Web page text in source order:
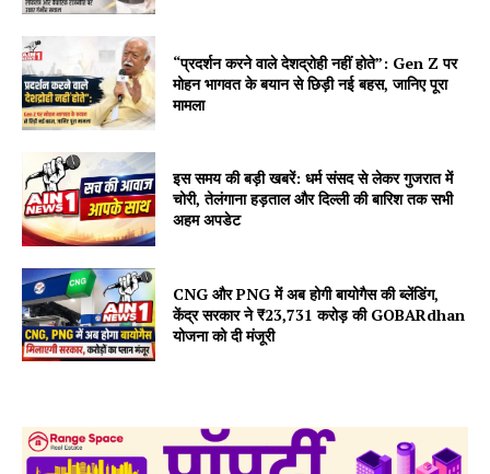
“प्रदर्शन करने वाले देशद्रोही नहीं होते”: Gen Z पर
मोहन भागवत के बयान से छिड़ी नई बहस, जानिए पूरा
मामला
इस समय की बड़ी खबरें: धर्म संसद से लेकर गुजरात में
चोरी, तेलंगाना हड़ताल और दिल्ली की बारिश तक सभी
अहम अपडेट
CNG और PNG में अब होगी बायोगैस की ब्लेंडिंग,
केंद्र सरकार ने ₹23,731 करोड़ की GOBARdhan
योजना को दी मंजूरी